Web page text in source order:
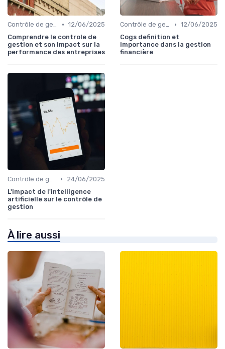
Contrôle de gestion & FP&A • 12/06/2025
Comprendre le controle de
gestion et son impact sur la
performance des entreprises
Contrôle de gestion & FP&A • 12/06/2025
Cogs definition et
importance dans la gestion
financière
Contrôle de gestion & FP&A •
24/06/2025
L'impact de l'intelligence
artificielle sur le contrôle de
gestion
À lire aussi